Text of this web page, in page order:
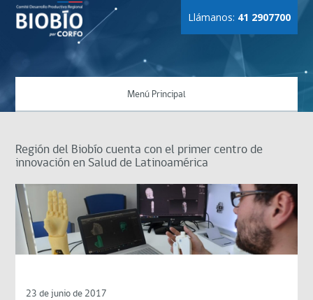
Llámanos: 41 2907700
Menú Principal
Región del Biobío cuenta con el primer centro de
innovación en Salud de Latinoamérica
23 de junio de 2017